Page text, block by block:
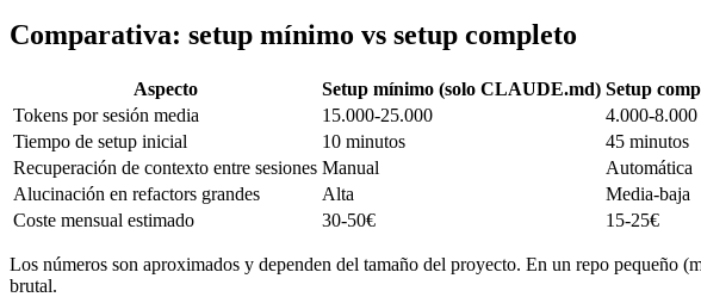
Comparativa: setup mínimo vs setup completo
Aspecto Setup mínimo (solo CLAUDE.md) Setup
Tokens por sesión media
15.000-25.000
4.000-8.000
Tiempo de setup inicial
10 minutos
45 minutos
Recuperación de contexto entre sesiones Manual
Automática
Alucinación en refactors grandes
Alta
Media-baja
Coste mensual estimado
30-50€ 15-25€
Los números son aproximados y dependen del tamaño del proyecto. En un repo pequeño
brutal.